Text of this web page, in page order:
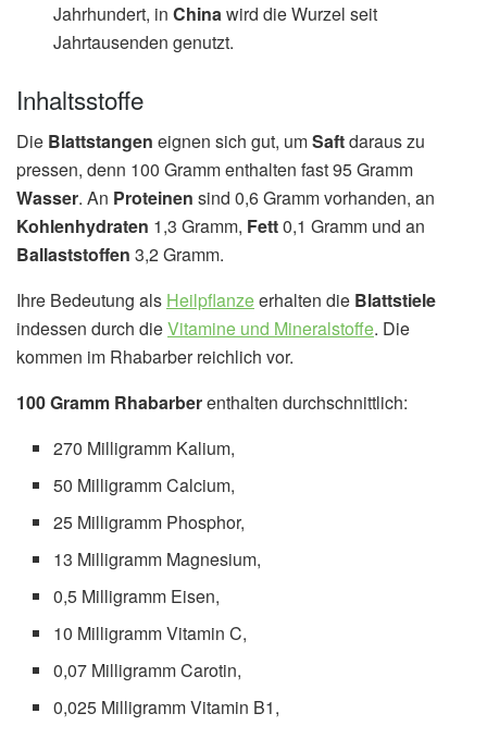
Jahrhundert, inChinawird die Wurzel seit
Jahrtausenden genutzt.
Inhaltsstoffe
Die Blattstangen eignen sich gut, umSaftdaraus zu
pressen, denn 100 Gramm enthalten fast 95 Gramm
Wasser. An Proteinen sind 0,6 Gramm vorhanden, an
Kohlenhydraten 1,3 Gramm, Fett0,1 Gramm und an
Ballaststoffen 3,2 Gramm.
Ihre Bedeutung als Heilpflanzeerhalten die Blattstiele
indessen durch dieVitamine und Mineralstoffe. Die
kommen im Rhabarber reichlich vor.
100 Gramm Rhabarberenthalten durchschnittlich:
270 Milligramm Kalium,
50 Milligramm Calcium,
25 Milligramm Phosphor,
13 Milligramm Magnesium,
0,5 Milligramm Eisen,
10 Milligramm Vitamin C,
0,07 Milligramm Carotin,
0,025 Milligramm Vitamin B1,